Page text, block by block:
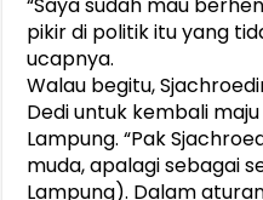
pikir di politik itu yang
ucapnya.
Walau begitu,
Dedi untuk kembali
Lampung. “Pak
muda, apalagi sebagai
Lampung). Dalam